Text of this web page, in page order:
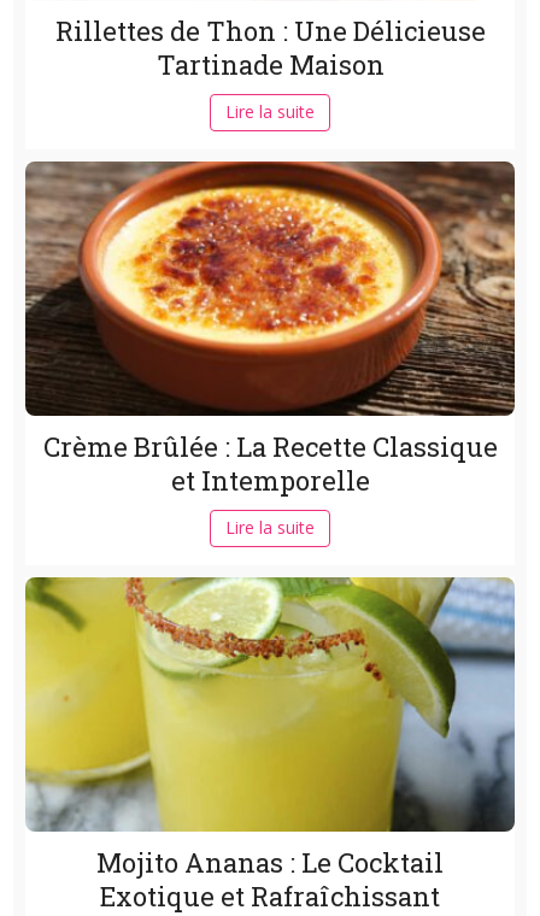
Rillettes de Thon : Une Délicieuse
Tartinade Maison
Lire la suite
Crème Brûlée : La Recette Classique
et Intemporelle
Lire la suite
Mojito Ananas : Le Cocktail
Exotique et Rafraîchissant